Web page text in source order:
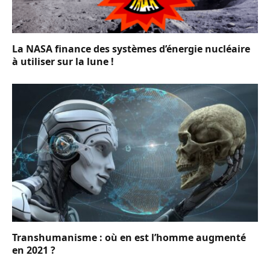
La NASA finance des systèmes d’énergie nucléaire
à utiliser sur la lune !
Transhumanisme : où en est l’homme augmenté
en 2021 ?